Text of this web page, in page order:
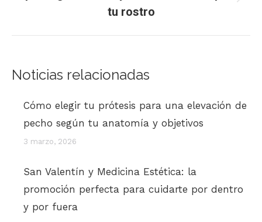
tu rostro
Noticias relacionadas
Cómo elegir tu prótesis para una elevación de
pecho según tu anatomía y objetivos
3 marzo, 2026
San Valentín y Medicina Estética: la
promoción perfecta para cuidarte por dentro
y por fuera